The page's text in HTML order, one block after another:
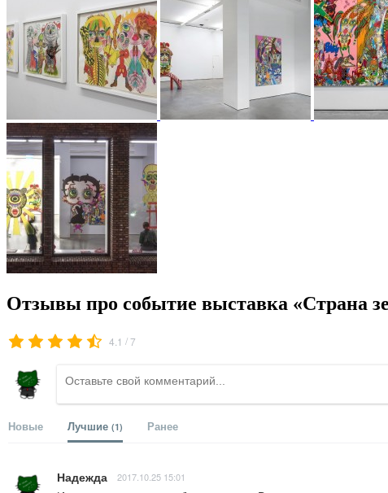
Отзывы про событие выставка «Страна
4.1 /7
Новые Лучшие (1) Ранее
Надежда 2017.10.25 15:01